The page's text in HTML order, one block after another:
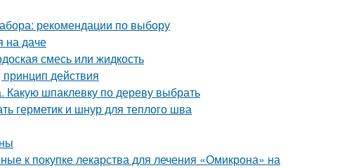
рекомендации по выбору
на даче
смесь или жидкость
действия
Какую шпаклевку по дереву выбрать
герметик и шнур для теплого шва
к покупке лекарства для лечения «Омикрона» на